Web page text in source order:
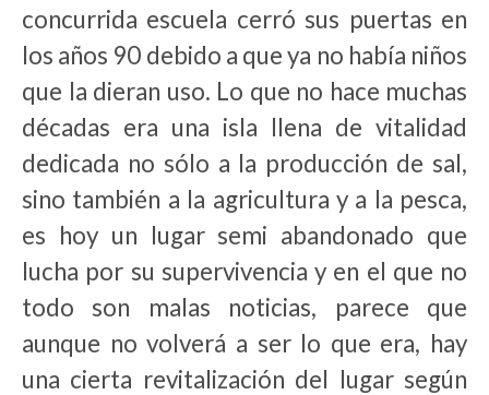
concurrida escuela cerró sus puertas en
los años 90 debido a que ya no había niños
que la dieran uso. Lo que no hace muchas
décadas era una isla llena de vitalidad
dedicada no sólo a la producción de sal,
sino también a la agricultura y a la pesca,
es hoy un lugar semi abandonado que
lucha por su supervivencia y en el que no
todo son malas noticias, parece que
aunque no volverá a ser lo que era, hay
una cierta revitalización del lugar según